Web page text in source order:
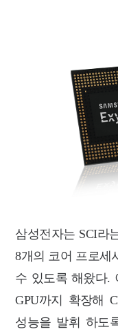
삼성전자는 SCI라
8개의 코어 프로세
수 있도록 해왔다.
GPU까지 확장해
성능을 발휘 하도